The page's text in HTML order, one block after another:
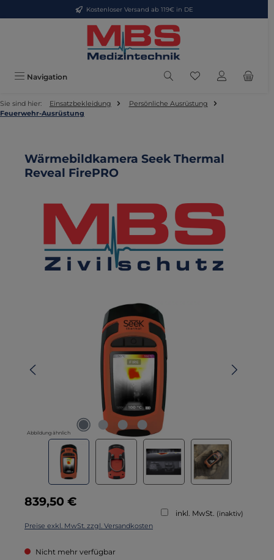
Zum Hauptinhalt springenKostenloser Versand ab 119€ in DE
Navigation Du hast 0
Sie sind hier: Einsatzbekleidung
Persönliche Ausrüstung
Feuerwehr-Ausrüstung
Wärmebildkamera Seek Thermal
Reveal FirePRO
Bildergalerie überspringen
Abbildung ähnlich
Regulärer Preis:
839,50 €
inkl. MwSt. (inaktiv)
Preise exkl. MwSt. zzgl. Versandkosten
Nicht mehr verfügbar